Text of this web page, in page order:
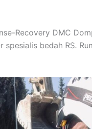
Recovery DMC
bedah RS.